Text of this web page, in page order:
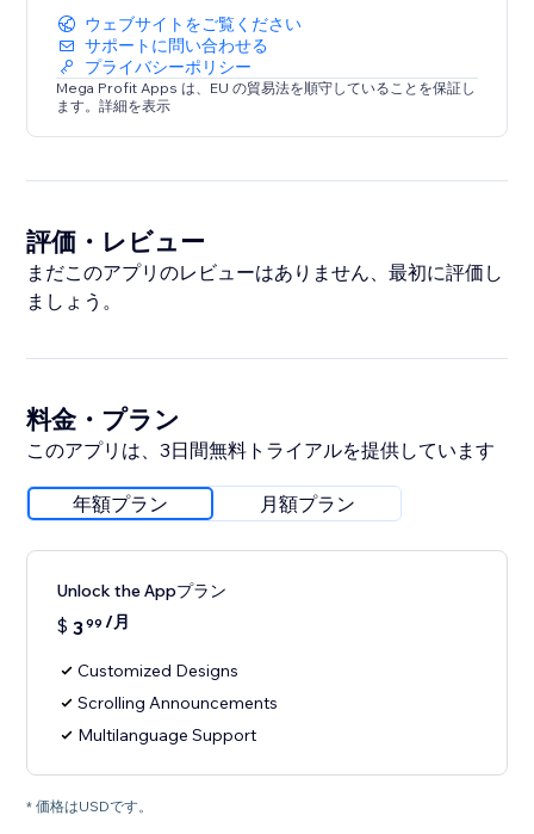
ウェブサイトをご覧ください
サポートに問い合わせる
プライバシーポリシー
Mega Profit Apps は、EU の貿易法を順守していることを保証し
ます。詳細を表示
評価・レビュー
まだこのアプリのレビューはありません、最初に評価し
ましょう。
料金・プラン
このアプリは、3日間無料トライアルを提供しています
年額プラン 月額プラン
Unlock the Appプラン
$ 399 /月
Customized Designs
Scrolling Announcements
Multilanguage Support
* 価格はUSDです。